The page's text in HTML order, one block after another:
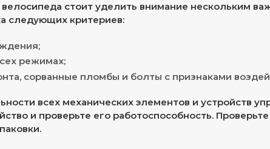
стоит уделить внимание нескольким
следующих критериев:
режимах;
сорванные пломбы и болты с признаками
всех механических элементов и устройств
и проверьте его работоспособность.